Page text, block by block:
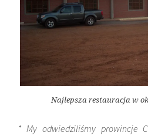
Najlepsza restauracja w
* My odwiedziliśmy prowincje